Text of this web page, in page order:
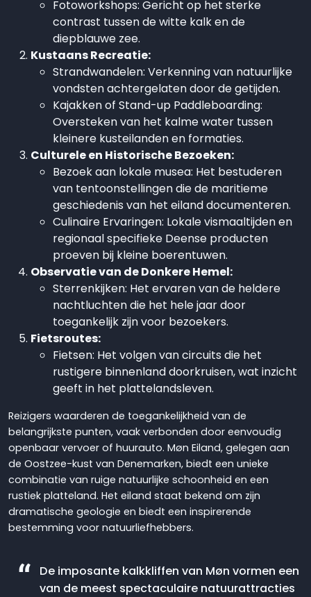
Fotoworkshops: Gericht op het sterke
contrast tussen de witte kalk en de
diepblauwe zee.
Kustaans Recreatie:
Strandwandelen: Verkenning van natuurlijke
vondsten achtergelaten door de getijden.
Kajakken of Stand-up Paddleboarding:
Oversteken van het kalme water tussen
kleinere kusteilanden en formaties.
Culturele en Historische Bezoeken:
Bezoek aan lokale musea: Het bestuderen
van tentoonstellingen die de maritieme
geschiedenis van het eiland documenteren.
Culinaire Ervaringen: Lokale vismaaltijden en
regionaal specifieke Deense producten
proeven bij kleine boerentuwen.
Observatie van de Donkere Hemel:
Sterrenkijken: Het ervaren van de heldere
nachtluchten die het hele jaar door
toegankelijk zijn voor bezoekers.
Fietsroutes:
Fietsen: Het volgen van circuits die het
rustigere binnenland doorkruisen, wat inzicht
geeft in het plattelandsleven.
Reizigers waarderen de toegankelijkheid van de
belangrijkste punten, vaak verbonden door eenvoudig
openbaar vervoer of huurauto. Møn Eiland, gelegen aan
de Oostzee-kust van Denemarken, biedt een unieke
combinatie van ruige natuurlijke schoonheid en een
rustiek platteland. Het eiland staat bekend om zijn
dramatische geologie en biedt een inspirerende
bestemming voor natuurliefhebbers.
De imposante kalkkliffen van Møn vormen een
van de meest spectaculaire natuurattracties